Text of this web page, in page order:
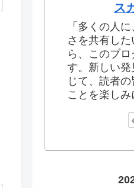
ス
「多くの人
さを共有し
ら、このブ
す。新しい発
じて、読者
ことを楽しみ